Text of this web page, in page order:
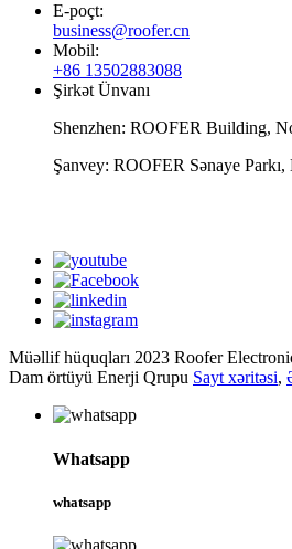
E-poçt:
business@roofer.cn
Mobil:
+86 13502883088
Şirkət Ünvanı
Shenzhen: ROOFER Building,
Şanvey: ROOFER Sənaye
Müəllif hüquqları 2023 Roofer
Dam örtüyü Enerji Qrupu Sayt xəritəsi,
Whatsapp
whatsapp